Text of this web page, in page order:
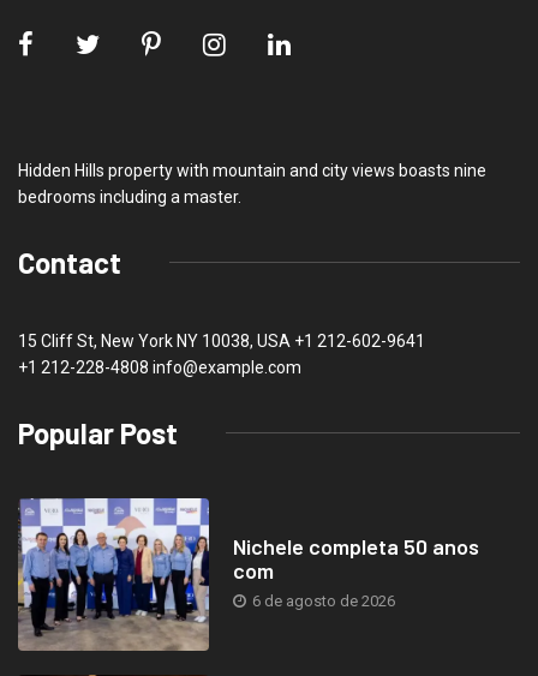
Hidden Hills property with mountain and city views boasts nine
bedrooms including a master.
Contact
15 Cliff St, New York NY 10038, USA +1 212-602-9641
+1 212-228-4808 info@example.com
Popular Post
Nichele completa 50 anos
com
6 de agosto de 2026